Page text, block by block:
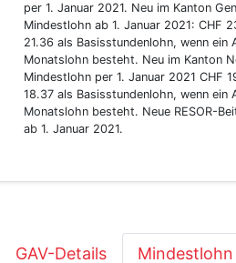
per 1. Januar 2021. Neu im Kanton
Mindestlohn ab 1. Januar 2021: CHF
21.36 als Basisstundenlohn, wenn ein
Monatslohn besteht. Neu im Kanton
Mindestlohn per 1. Januar 2021 CHF
18.37 als Basisstundenlohn, wenn ein
Monatslohn besteht. Neue RESOR-
ab 1. Januar 2021.
GAV-Details Mindestlohn